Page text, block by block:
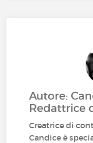
Autore:
Redattrice
Creatrice di
Candice è